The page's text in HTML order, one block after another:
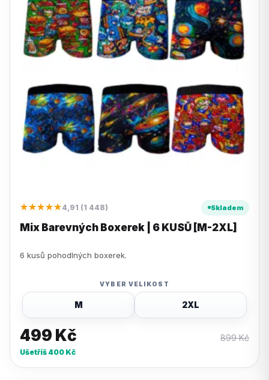
★★★★★4,91 (1 448) Skladem
Mix Barevných Boxerek | 6 KUSŮ [M-2XL]
6 kusů pohodlných boxerek.
VYBER VELIKOST
M 2XL
499 Kč 899Kč
Ušetříš 400 Kč